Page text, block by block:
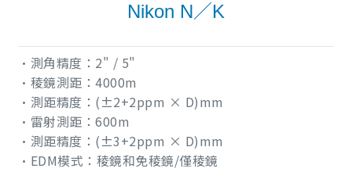
Nikon N／K
•測角精度：2" / 5"
•稜鏡測距：4000m
•測距精度：(±2+2ppm × D)mm
•雷射測距：600m
•測距精度：(±3+2ppm × D)mm
•EDM模式：稜鏡和免稜鏡/僅稜鏡